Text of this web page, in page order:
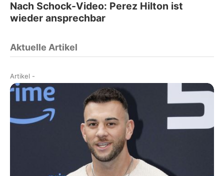
Nach Schock-Video: Perez Hilton ist
wieder ansprechbar
Aktuelle Artikel
Artikel -